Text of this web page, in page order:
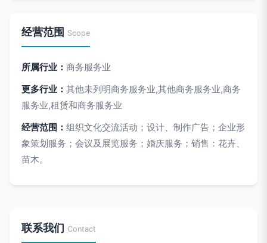
经营范围 Scope
所属行业： 商务服务业
更多行业： 其他未列明商务服务业,其他商务服务业,商务
服务业,租赁和商务服务业
经营范围： 组织文化交流活动；设计、制作广告；企业形
象策划服务；会议及展览服务；婚庆服务；销售：花卉、
苗木。
联系我们 Contact